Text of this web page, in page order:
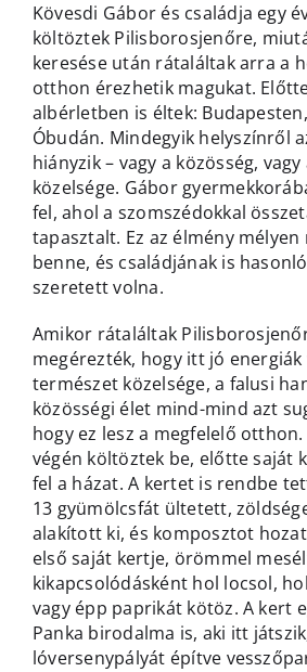
Kövesdi Gábor és családja egy
költöztek Pilisborosjenőre,
keresése után rátaláltak arra a
otthon érezhetik magukat.
albérletben is éltek:
Óbudán. Mindegyik helyszínről
hiányzik – vagy a közösség,
közelsége. Gábor
fel, ahol a szomszédokkal
tapasztalt. Ez az élmény
benne, és családjának is
szeretett volna.
Amikor rátaláltak
megérezték, hogy itt jó energiák
természet közelsége, a falusi
közösségi élet mind-mind azt
hogy ez lesz a megfelelő
végén költöztek be, előtte saját
fel a házat. A kertet is rendbe
13 gyümölcsfát ültetett,
alakított ki, és komposztot
első saját kertje, örömmel
kikapcsolódásként hol locsol,
vagy épp paprikát kötöz. A kert
Panka birodalma is, aki itt
lóversenypályát építve